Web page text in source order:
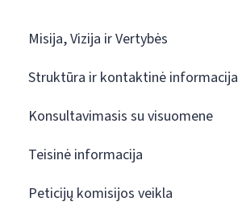
Misija, Vizija ir Vertybės
Struktūra ir kontaktinė informacija
Konsultavimasis su visuomene
Teisinė informacija
Peticijų komisijos veikla